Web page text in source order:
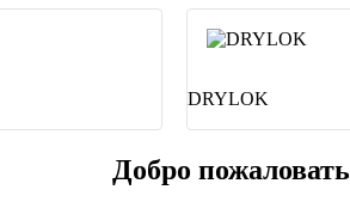
DRYLOK
Добро пожаловать